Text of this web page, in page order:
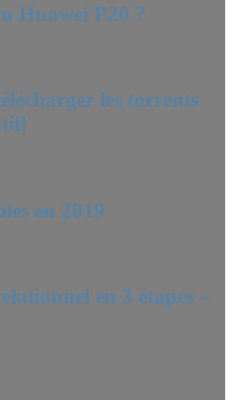
Huawei P20 ?
les torrents
en 2019
en 3 étapes –